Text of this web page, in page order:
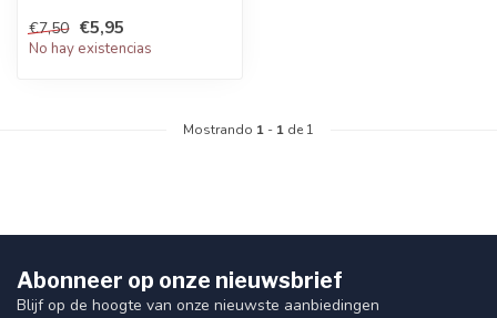
€7,50 €5,95
No hay existencias
Mostrando 1 - 1 de 1
Abonneer op onze nieuwsbrief
Blijf op de hoogte van onze nieuwste aanbiedingen